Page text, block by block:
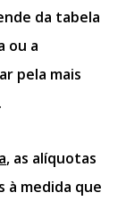
da tabela
ou a
pela mais
, as alíquotas
à medida que